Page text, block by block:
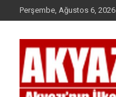
to
Perşembe, Ağustos 6, 2026